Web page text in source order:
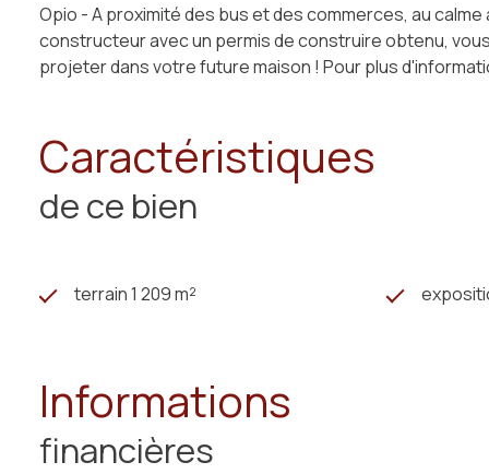
Opio - A proximité des bus et des commerces, au
constructeur avec un permis de construire obtenu,
projeter dans votre future maison ! Pour plus
Caractéristiques
de ce bien
terrain 1 209 m²
Informations
financières